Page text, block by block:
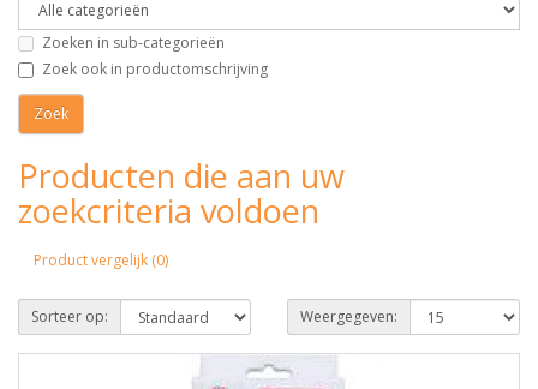
Zoeken in sub-categorieën
Zoek ook in productomschrijving
Producten die aan uw
zoekcriteria voldoen
Product vergelijk (0)
Sorteer op: Weergegeven: